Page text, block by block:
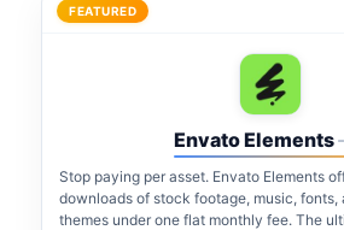
FEATURED
Envato Elements-
Stop paying per asset. Envato Elements
downloads of stock footage, music, fonts,
themes under one flat monthly fee. The